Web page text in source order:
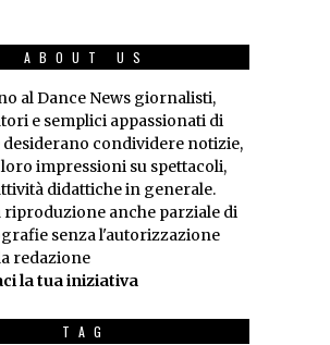
ABOUT US
al Dance News giornalisti,
e semplici appassionati di
desiderano condividere notizie,
loro impressioni su spettacoli,
didattiche in generale.
riproduzione anche parziale di
senza l'autorizzazione
redazione
la tua iniziativa
TAG